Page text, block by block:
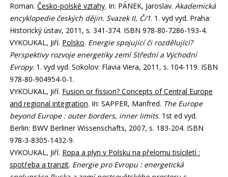
Roman. Česko-polské vztahy. In: PÁNEK, Jaroslav. Akademická
encyklopedie českých dějin. Svazek II, Č/1. 1. vyd vyd. Praha:
Historický ústav, 2011, s. 341-374. ISBN 978-80-7286-193-4.
VYKOUKAL, Jiří. Polsko. Energie spojující či rozdělující?
Perspektivy rozvoje energetiky zemí Střední a Východní
Evropy. 1. vyd vyd. Sokolov: Flavia Viera, 2011, s. 104-119. ISBN
978-80-904954-0-1.
VYKOUKAL, Jiří. Fusion or fission? Concepts of Central Europe
and regional integration. In: SAPPER, Manfred. The Europe
beyond Europe : outer borders, inner limits. 1st ed vyd.
Berlin: BWV Berliner Wissenschafts, 2007, s. 183-204. ISBN
978-3-8305-1432-9.
VYKOUKAL, Jiří. Ropa a plyn v Polsku na přelomu tisíciletí :
spotřeba a tranzit. Energie pro Evropu : energetická